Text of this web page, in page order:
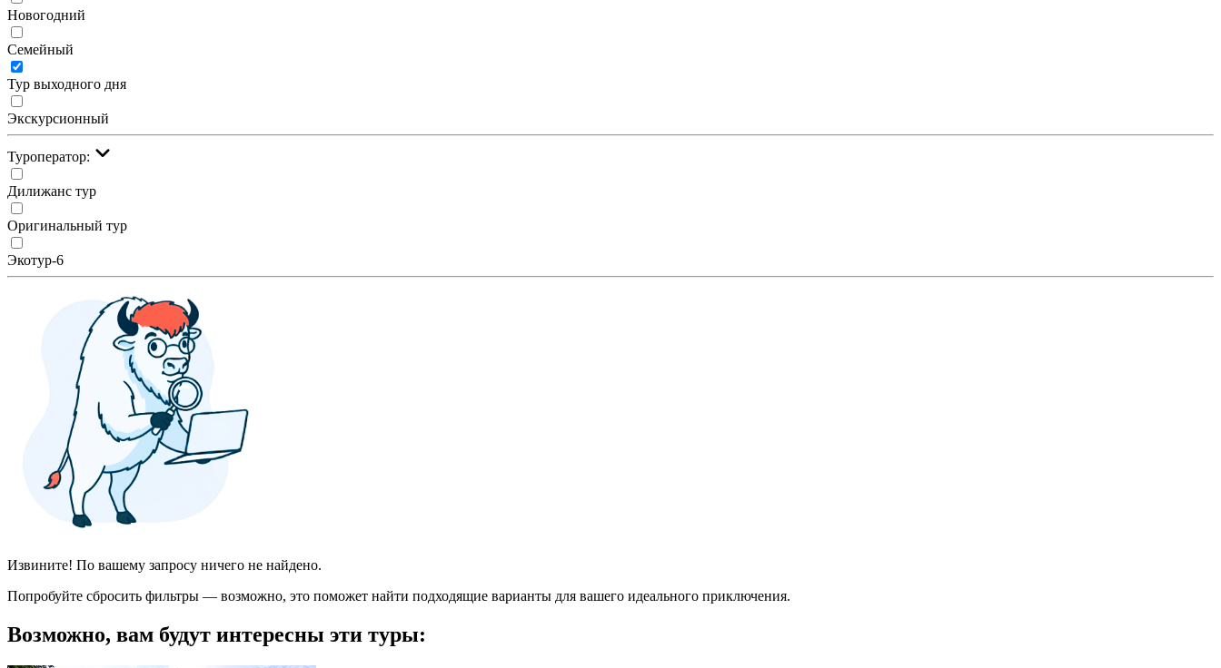
Новогодний
Семейный
Тур выходного дня
Экскурсионный
Туроператор:
Дилижанс тур
Оригинальный тур
Экотур-6
Извините! По вашему запросу ничего не найдено.
Попробуйте сбросить фильтры — возможно, это поможет найти подходящие варианты для вашего идеального приключения.
Возможно, вам будут интересны эти туры: